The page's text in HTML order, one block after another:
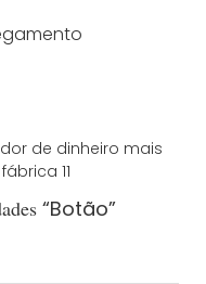
“Botão”